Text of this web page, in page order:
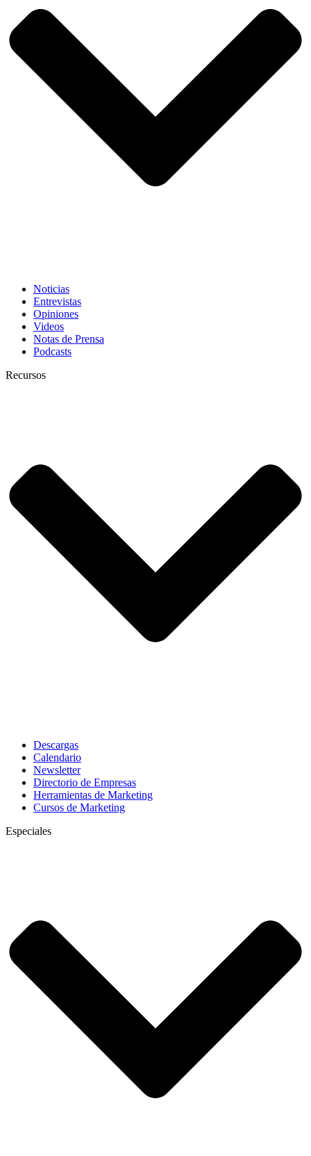
Noticias
Entrevistas
Opiniones
Videos
Notas de Prensa
Podcasts
Recursos
Descargas
Calendario
Newsletter
Directorio de Empresas
Herramientas de Marketing
Cursos de Marketing
Especiales